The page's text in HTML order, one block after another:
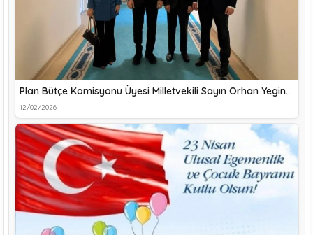
Plan Bütçe Komisyonu Üyesi Milletvekili Sayın Orhan Yegin…
12/02/2026